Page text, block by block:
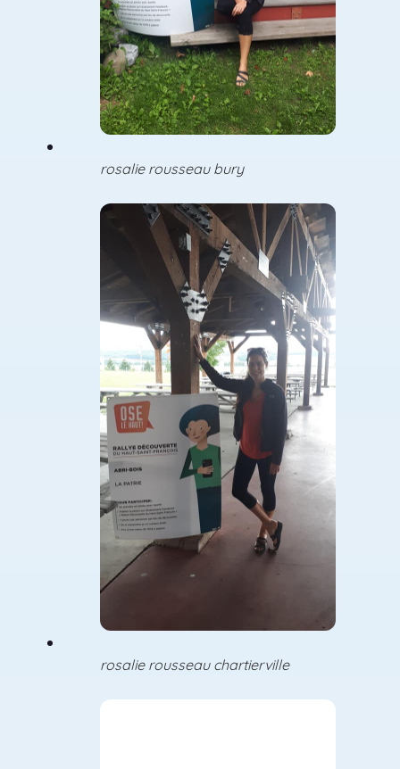
rosalie rousseau bury
rosalie rousseau chartierville